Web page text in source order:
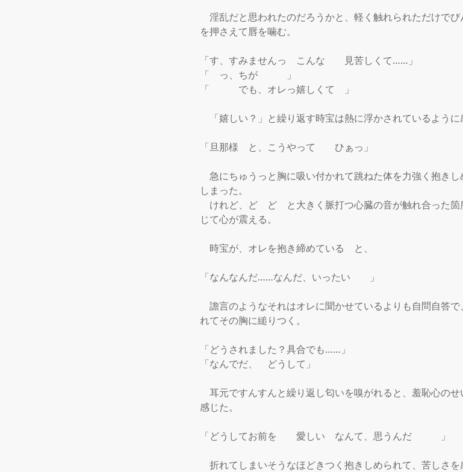
淫乱だと思われたのだろうかと、軽く触れられただけで
を押さえて唇を噛む。
「す、すみませんっ　こんな　　見苦しくて……」
「　っ、ちが　　　」
「　　　でも、オレっ嬉しくて　」
「嬉しい？」と繰り返す時宝は熱に浮かされているように
「旦那様　と、こうやって　　ひぁっ」
急にちゅうっと胸に吸い付かれて跳ねた体を力強く抱き
しまった。
けれど、ど　ど　と大きく脈打つ心臓の音が触れ合った
じて心が震える。
時宝が、オレを抱き締めている　と、
「なんなんだ……なんだ、いったい　　」
譫言のようなそれはオレに聞かせているよりも自問自答
れてその胸に縋りつく。
「どうされました？具合でも……」
「なんでだ、　どうして」
耳元ですんすんと繰り返し匂いを嗅がれると、羞恥心の
感じた。
「どうしてお前を　　愛しい　なんて、思うんだ　　　」
折れてしまいそうなほどきつく抱きしめられて、苦しさ